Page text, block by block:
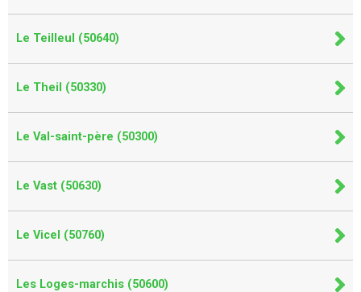
Le Teilleul (50640)
Le Theil (50330)
Le Val-saint-père (50300)
Le Vast (50630)
Le Vicel (50760)
Les Loges-marchis (50600)